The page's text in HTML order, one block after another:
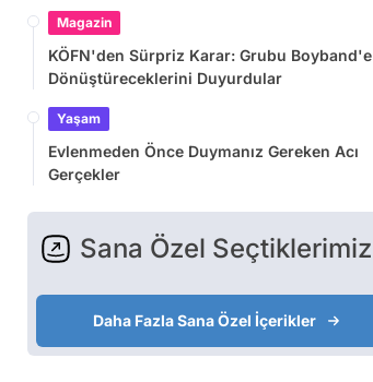
Magazin
KÖFN'den Sürpriz Karar: Grubu Boyband'e
Dönüştüreceklerini Duyurdular
Yaşam
Evlenmeden Önce Duymanız Gereken Acı
Gerçekler
Sana Özel Seçtiklerimiz
Daha Fazla Sana Özel İçerikler